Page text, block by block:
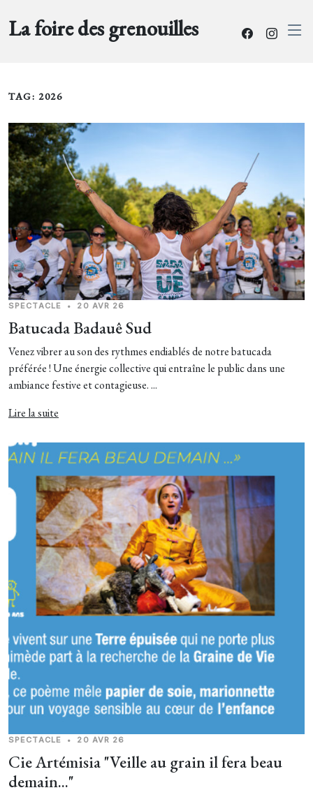
La foire des grenouilles
TAG: 2026
SPECTACLE • 20 AVR 26
Batucada Badauê Sud
Venez vibrer au son des rythmes endiablés de notre batucada
préférée ! Une énergie collective qui entraîne le public dans une
ambiance festive et contagieuse. ...
Lire la suite
SPECTACLE • 20 AVR 26
Cie Artémisia "Veille au grain il fera beau
demain..."